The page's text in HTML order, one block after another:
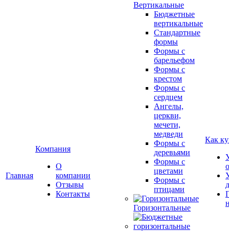
Главная
Компания
О
компании
Отзывы
Контакты
Вертикальные
Бюджетные
вертикальные
Стандартные
формы
Формы с
барельефом
Формы с
крестом
Формы с
сердцем
Ангелы,
церкви,
мечети,
медведи
Формы с
деревьями
Формы с
цветами
Формы с
птицами
Горизонтальные
Как